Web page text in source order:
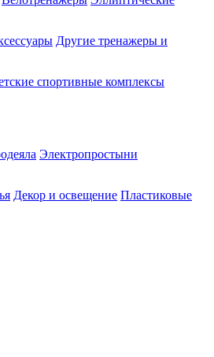
Другие тренажеры и
спортивные комплексы
Электропростыни
Декор и освещение Пластиковые